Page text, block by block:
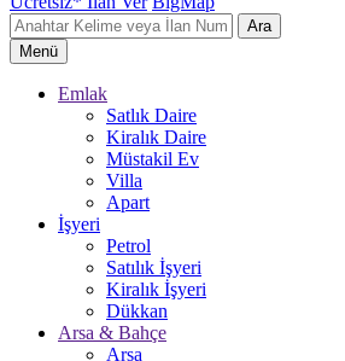
Ara
Menü
Emlak
Satlık Daire
Kiralık Daire
Müstakil Ev
Villa
Apart
İşyeri
Petrol
Satılık İşyeri
Kiralık İşyeri
Dükkan
Arsa & Bahçe
Arsa